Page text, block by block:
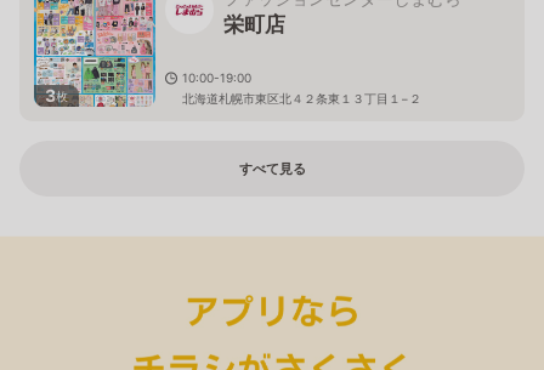
3枚
栄町店
10:00-19:00
北海道札幌市東区北４２条東１３丁目１−２
すべて見る